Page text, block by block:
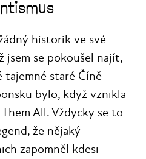
historik ve své
jsem se pokoušel najít,
staré Číně
bylo, když vznikla
All. Vždycky se to
že nějaký
zapomněl kdesi